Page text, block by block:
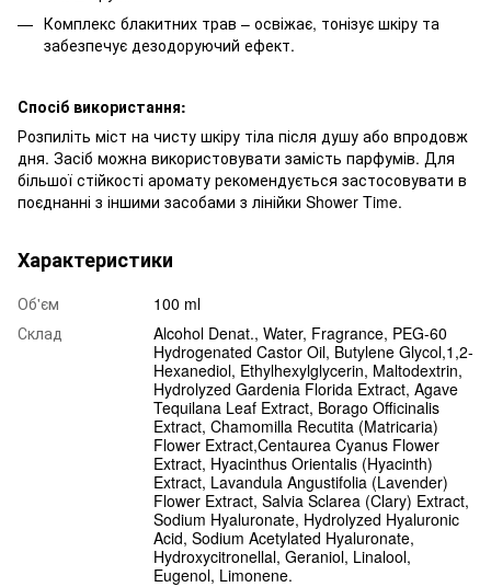
Комплекс блакитних трав – освіжає, тонізує шкіру та
забезпечує дезодоруючий ефект.
Спосіб використання:
Розпиліть міст на чисту шкіру тіла після душу або впродовж
дня. Засіб можна використовувати замість парфумів. Для
більшої стійкості аромату рекомендується застосовувати в
поєднанні з іншими засобами з лінійки Shower Time.
Характеристики
Об'єм
100 ml
Склад
Alcohol Denat., Water, Fragrance, PEG-60
Hydrogenated Castor Oil, Butylene Glycol,1,2-
Hexanediol, Ethylhexylglycerin, Maltodextrin,
Hydrolyzed Gardenia Florida Extract, Agave
Tequilana Leaf Extract, Borago Officinalis
Extract, Chamomilla Recutita (Matricaria)
Flower Extract,Centaurea Cyanus Flower
Extract, Hyacinthus Orientalis (Hyacinth)
Extract, Lavandula Angustifolia (Lavender)
Flower Extract, Salvia Sclarea (Clary) Extract,
Sodium Hyaluronate, Hydrolyzed Hyaluronic
Acid, Sodium Acetylated Hyaluronate,
Hydroxycitronellal, Geraniol, Linalool,
Eugenol, Limonene.